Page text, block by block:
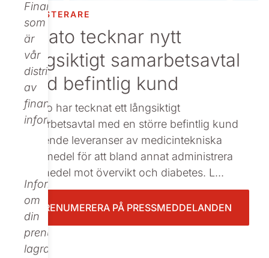
Finance,
som
är
vår
distributör
av
finansiell
information.
Informationen
om
din
prenumeration
lagras
INVESTERARE
Nolato tecknar nytt
långsiktigt samarbetsavtal
med befintlig kund
Nolato har tecknat ett långsiktigt
samarbetsavtal med en större befintlig kund
avseende leveranser av medicintekniska
hjälpmedel för att bland annat administrera
läkemedel mot övervikt och diabetes. L...
PRENUMERERA PÅ PRESSMEDDELANDEN